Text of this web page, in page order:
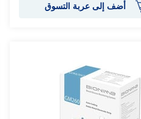
أضف إلى عربة التسوق